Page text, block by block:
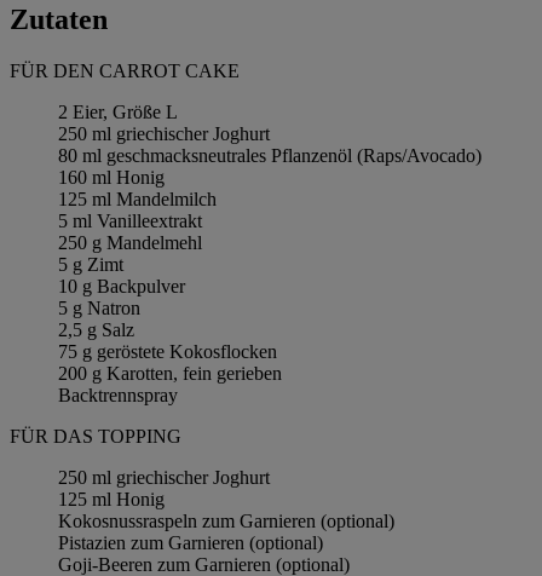
Zutaten
FÜR DEN CARROT CAKE
2 Eier, Größe L
250 ml griechischer Joghurt
80 ml geschmacksneutrales Pflanzenöl (Raps/Avocado)
160 ml Honig
125 ml Mandelmilch
5 ml Vanilleextrakt
250 g Mandelmehl
5 g Zimt
10 g Backpulver
5 g Natron
2,5 g Salz
75 g geröstete Kokosflocken
200 g Karotten, fein gerieben
Backtrennspray
FÜR DAS TOPPING
250 ml griechischer Joghurt
125 ml Honig
Kokosnussraspeln zum Garnieren (optional)
Pistazien zum Garnieren (optional)
Goji-Beeren zum Garnieren (optional)